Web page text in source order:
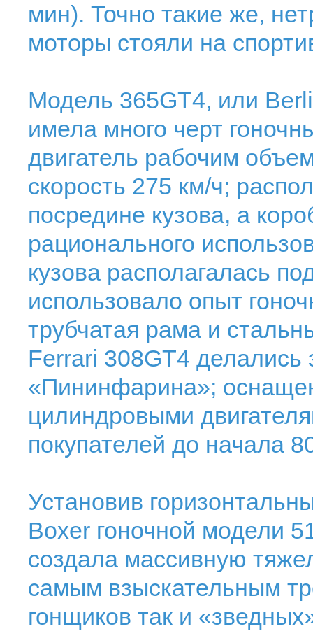
мин). Точно такие же,
моторы стояли на
Модель 365GT4, или
имела много черт
двигатель рабочим
скорость 275 км/ч;
посредине кузова, а
рационального
кузова располагалась
использовало опыт
трубчатая рама и
Ferrari 308GT4 делались
«Пининфарина»;
цилиндровыми
покупателей до начала
Установив
Boxer гоночной модели
создала массивную
самым взыскательным
гонщиков так и